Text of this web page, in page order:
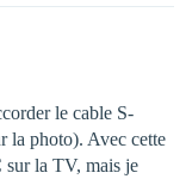
le cable S-
la photo). Avec cette
sur la TV, mais je